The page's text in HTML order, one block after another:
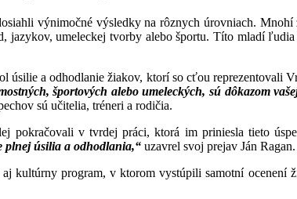
výnimočné výsledky na rôznych úrovniach.
jazykov, umeleckej tvorby alebo športu. Títo mladí
úsilie a odhodlanie žiakov, ktorí so cťou reprezentovali
športových alebo umeleckých, sú dôkazom
sú učitelia, tréneri a rodičia.
pokračovali v tvrdej práci, ktorá im priniesla tieto
plnej úsilia a odhodlania,“ uzavrel svoj prejav Ján Ragan.
kultúrny program, v ktorom vystúpili samotní